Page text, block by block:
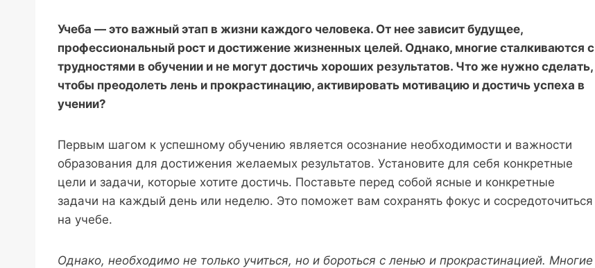
Учеба — это важный этап в жизни каждого человека. От нее зависит будущее,
профессиональный рост и достижение жизненных целей. Однако, многие сталкиваются с
трудностями в обучении и не могут достичь хороших результатов. Что же нужно сделать,
чтобы преодолеть лень и прокрастинацию, активировать мотивацию и достичь успеха в
учении?
Первым шагом к успешному обучению является осознание необходимости и важности
образования для достижения желаемых результатов. Установите для себя конкретные
цели и задачи, которые хотите достичь. Поставьте перед собой ясные и конкретные
задачи на каждый день или неделю. Это поможет вам сохранять фокус и сосредоточиться
на учебе.
Однако, необходимо не только учиться, но и бороться с ленью и прокрастинацией. Многие